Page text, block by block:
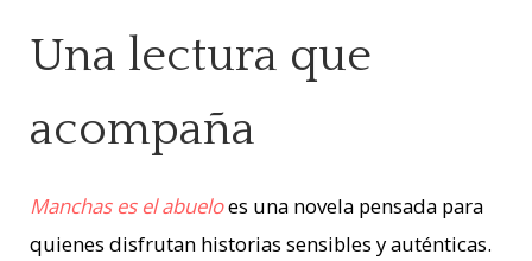
Una lectura que
acompaña
Manchas es el abueloes una novela pensada para
quienes disfrutan historias sensibles y auténticas.